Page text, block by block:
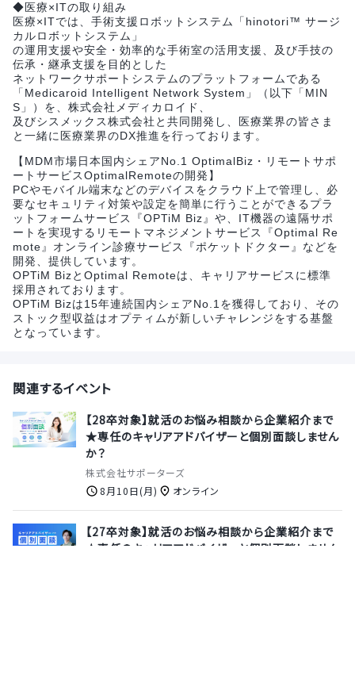
◆医療×ITの取り組み
医療×ITでは、手術支援ロボットシステム「hinotori™ サージ
カルロボットシステム」
の運用支援や安全・効率的な手術室の活用支援、及び手技の
伝承・継承支援を目的とした
ネットワークサポートシステムのプラットフォームである
「Medicaroid Intelligent Network System」（以下「MIN
S」）を、株式会社メディカロイド、
及びシスメックス株式会社と共同開発し、医療業界の皆さま
と一緒に医療業界のDX推進を行っております。
【MDM市場日本国内シェアNo.1 OptimalBiz・リモートサポ
ートサービスOptimalRemoteの開発】
PCやモバイル端末などのデバイスをクラウド上で管理し、必
要なセキュリティ対策や設定を簡単に行うことができるプラ
ットフォームサービス『OPTiM Biz』や、IT機器の遠隔サポ
ートを実現するリモートマネジメントサービス『Optimal Re
mote』オンライン診療サービス『ポケットドクター』などを
開発、提供しています。
OPTiM BizとOptimal Remoteは、キャリアサービスに標準
採用されております。
OPTiM Bizは15年連続国内シェアNo.1を獲得しており、その
ストック型収益はオプティムが新しいチャレンジをする基盤
となっています。
関連するイベント
【28卒対象】就活のお悩み相談から企業紹介まで
★専任のキャリアアドバイザーと個別面談しません
か？
株式会社サポーターズ
8月10日(月)
オンライン
【27卒対象】就活のお悩み相談から企業紹介まで
★専任のキャリアアドバイザーと個別面談しません